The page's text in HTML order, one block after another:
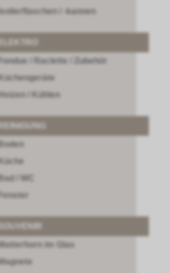
Isolierflaschen / -kannen
Fondue / Raclette / Zubehör
Küchengeräte
Heizen / Kühlen
REINIGUNG
Boden
Küche
Bad / WC
Fenster
Matterhorn im Glas
Magnete